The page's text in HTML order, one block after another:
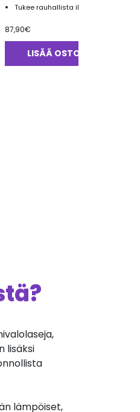
Tukee rauhallista iltarutiinia
87,90€
LISÄÄ OSTOSKORIIN
lisäksi
lämpöiset,